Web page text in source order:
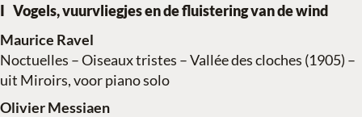
Vogels, vuurvliegjes en de fluistering van de wind
Maurice Ravel
Noctuelles – Oiseaux tristes – Vallée des cloches (1905) –
uit Miroirs, voor piano solo
Olivier Messiaen